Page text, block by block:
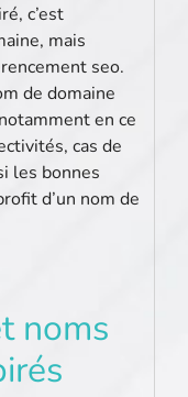
c’est
mais
seo.
de domaine
en ce
cas de
les bonnes
d’un nom de
noms